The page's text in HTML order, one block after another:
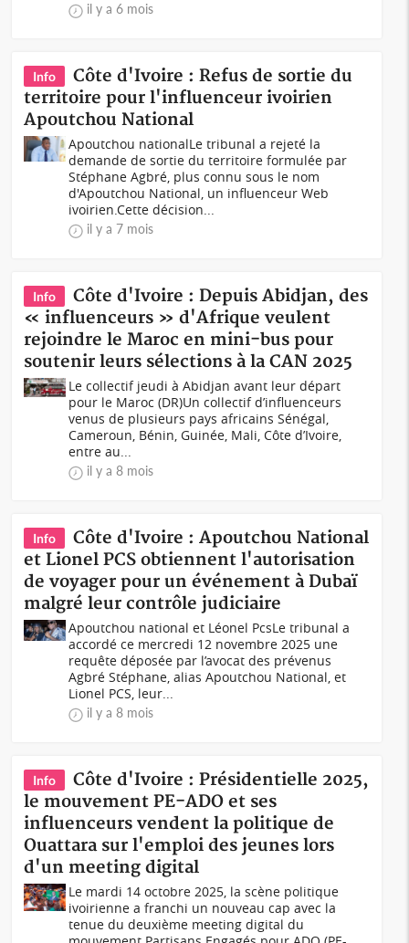
il y a 6 mois
Info
Côte d'Ivoire : Refus de sortie du
territoire pour l'influenceur ivoirien
Apoutchou National
Apoutchou nationalLe tribunal a rejeté la
demande de sortie du territoire formulée par
Stéphane Agbré, plus connu sous le nom
d'Apoutchou National, un influenceur Web
ivoirien.Cette décision...
il y a 7 mois
Info
Côte d'Ivoire : Depuis Abidjan, des
« influenceurs » d'Afrique veulent
rejoindre le Maroc en mini-bus pour
soutenir leurs sélections à la CAN 2025
Le collectif jeudi à Abidjan avant leur départ
pour le Maroc (DR)Un collectif d’influenceurs
venus de plusieurs pays africains Sénégal,
Cameroun, Bénin, Guinée, Mali, Côte d’Ivoire,
entre au...
il y a 8 mois
Info
Côte d'Ivoire : Apoutchou National
et Lionel PCS obtiennent l'autorisation
de voyager pour un événement à Dubaï
malgré leur contrôle judiciaire
Apoutchou national et Léonel PcsLe tribunal a
accordé ce mercredi 12 novembre 2025 une
requête déposée par l’avocat des prévenus
Agbré Stéphane, alias Apoutchou National, et
Lionel PCS, leur...
il y a 8 mois
Info
Côte d'Ivoire : Présidentielle 2025,
le mouvement PE-ADO et ses
influenceurs vendent la politique de
Ouattara sur l'emploi des jeunes lors
d'un meeting digital
Le mardi 14 octobre 2025, la scène politique
ivoirienne a franchi un nouveau cap avec la
tenue du deuxième meeting digital du